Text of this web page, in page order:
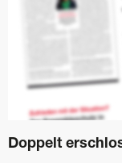
Doppelt